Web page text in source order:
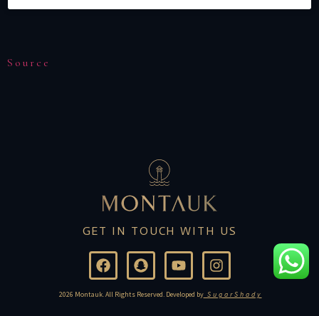
Source
GET IN TOUCH WITH US
2026 Montauk. All Rights Reserved. Developed bySugarShady